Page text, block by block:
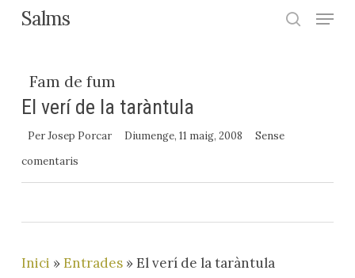
Skip
content
Salms Menu
Fam de fum
El verí de la taràntula
PerJosep Porcar Diumenge, 11 maig, 2008
Sense
comentaris
Inici »Entrades»El verí de la taràntula